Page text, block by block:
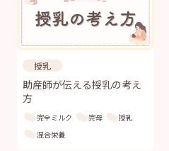
授乳
助産師が伝える授乳の考え
方
完全ミルク 完母
授乳
混合栄養